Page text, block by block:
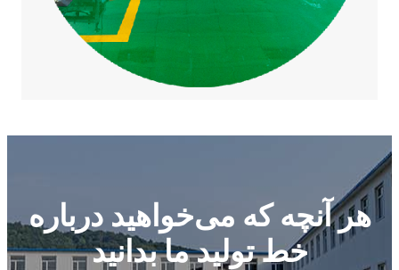
هر آنچه که می‌خواهید درباره
خط تولید ما بدانید